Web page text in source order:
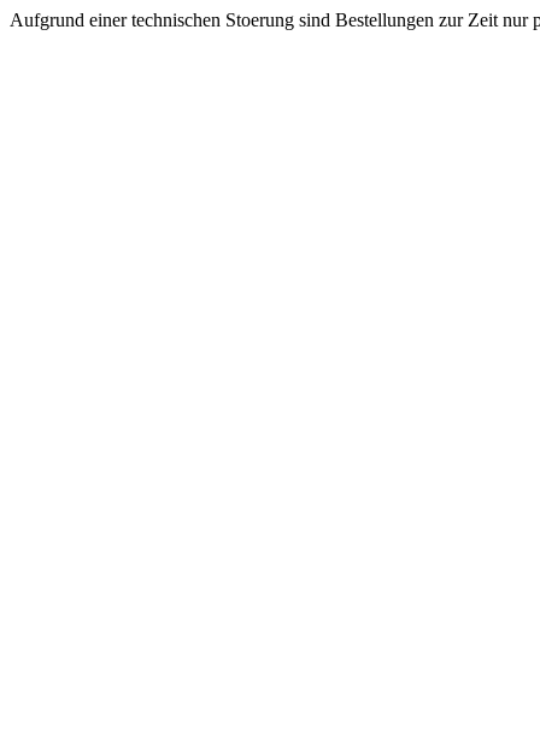
Aufgrund einer technischen Stoerung sind Bestellungen zur Zeit nur